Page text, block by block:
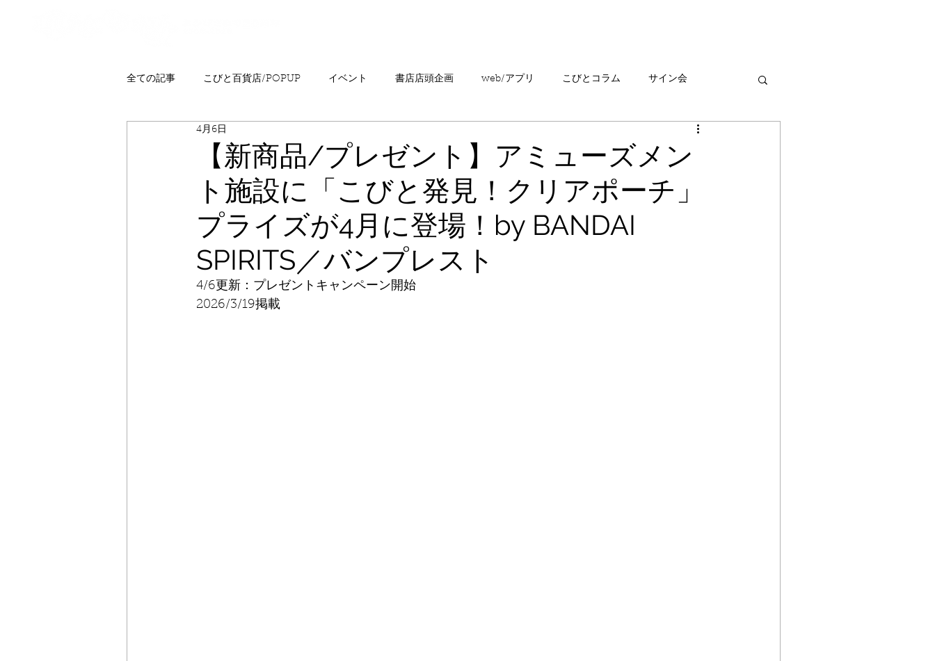
全ての記事 こびと百貨店/POPUP イベント 書店店頭企画 web/アプリ こびとコラム サイン会
プレゼント
こびとはくぶつかん FAQ こびとづかんの町つるぎ
【新商品/プレゼント】アミューズメン
ト施設に「こびと発見！クリアポーチ」
プライズが4月に登場！by BANDAI
SPIRITS／バンプレスト
4月6日
4/6更新：プレゼントキャンペーン開始
2026/3/19掲載